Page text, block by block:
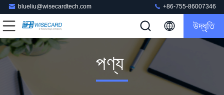
blueliu@wisecardtech.com +86-755-86007346
উদ্ধৃতি
পণ্য